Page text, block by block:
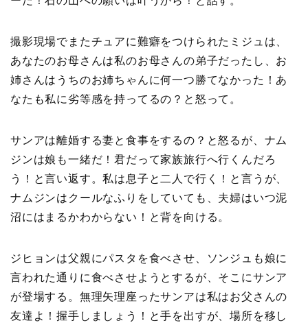
撮影現場でまたチュアに難癖をつけられたミジュは、
あなたのお母さんは私のお母さんの弟子だったし、お
姉さんはうちのお姉ちゃんに何一つ勝てなかった！あ
なたも私に劣等感を持ってるの？と怒って。
サンアは離婚する妻と食事をするの？と怒るが、ナム
ジンは娘も一緒だ！君だって家族旅行へ行くんだろ
う！と言い返す。私は息子と二人で行く！と言うが、
ナムジンはクールなふりをしていても、夫婦はいつ泥
沼にはまるかわからない！と背を向ける。
ジヒョンは父親にパスタを食べさせ、ソンジュも娘に
言われた通りに食べさせようとするが、そこにサンア
が登場する。無理矢理座ったサンアは私はお父さんの
友達よ！握手しましょう！と手を出すが、場所を移し